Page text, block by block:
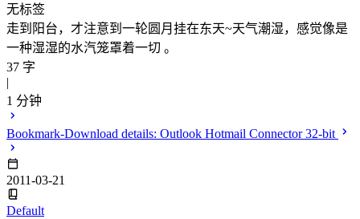
无标签
走到阳台，才注意到一轮圆月挂在东天~天气潮湿，感觉像是
一种湿湿的水汽笼罩着一切 。
37 字
|
1 分钟
Bookmark-Download details: Outlook Hotmail Connector 32-bit
2011-03-21
Default